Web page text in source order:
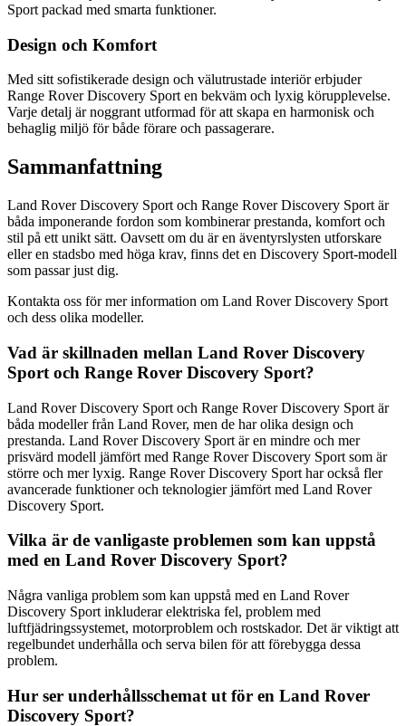
Sport packad med smarta funktioner.
Design och Komfort
Med sitt sofistikerade design och välutrustade interiör erbjuder
Range Rover Discovery Sport en bekväm och lyxig körupplevelse.
Varje detalj är noggrant utformad för att skapa en harmonisk och
behaglig miljö för både förare och passagerare.
Sammanfattning
Land Rover Discovery Sport och Range Rover Discovery Sport är
båda imponerande fordon som kombinerar prestanda, komfort och
stil på ett unikt sätt. Oavsett om du är en äventyrslysten utforskare
eller en stadsbo med höga krav, finns det en Discovery Sport-modell
som passar just dig.
Kontakta oss för mer information om Land Rover Discovery Sport
och dess olika modeller.
Vad är skillnaden mellan Land Rover Discovery
Sport och Range Rover Discovery Sport?
Land Rover Discovery Sport och Range Rover Discovery Sport är
båda modeller från Land Rover, men de har olika design och
prestanda. Land Rover Discovery Sport är en mindre och mer
prisvärd modell jämfört med Range Rover Discovery Sport som är
större och mer lyxig. Range Rover Discovery Sport har också fler
avancerade funktioner och teknologier jämfört med Land Rover
Discovery Sport.
Vilka är de vanligaste problemen som kan uppstå
med en Land Rover Discovery Sport?
Några vanliga problem som kan uppstå med en Land Rover
Discovery Sport inkluderar elektriska fel, problem med
luftfjädringssystemet, motorproblem och rostskador. Det är viktigt att
regelbundet underhålla och serva bilen för att förebygga dessa
problem.
Hur ser underhållsschemat ut för en Land Rover
Discovery Sport?